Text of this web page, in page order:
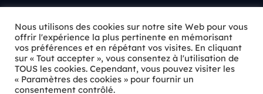
🛡️ RGPD
Copyright © 2026 Animkids. Tous droits réservés.
Nous utilisons des cookies sur notre site Web pour vous
offrir l'expérience la plus pertinente en mémorisant
vos préférences et en répétant vos visites. En cliquant
sur « Tout accepter », vous consentez à l'utilisation de
TOUS les cookies. Cependant, vous pouvez visiter les
« Paramètres des cookies » pour fournir un
consentement contrôlé.